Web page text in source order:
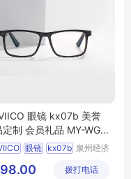
眼镜 kx07b 美誉
定制 会员礼品 MY-WGJ
T）-07
眼镜 kx07b 泉州经济
区美誉商
拨打电话